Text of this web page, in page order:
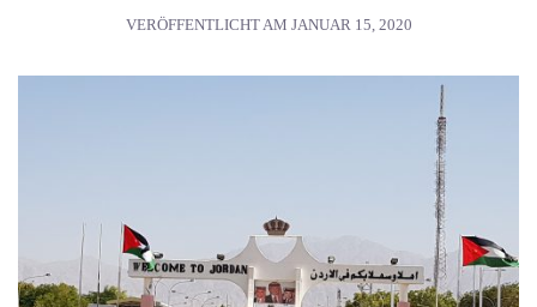
VERÖFFENTLICHT AM JANUAR 15, 2020